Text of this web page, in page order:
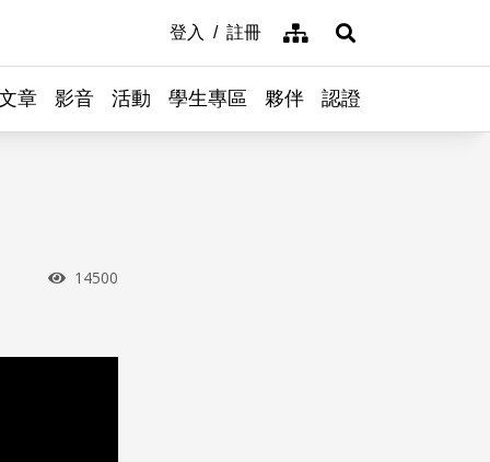
登入 註冊 網站導覽展開搜尋
章 影音 活動 學生專區 夥伴 認證
瀏覽次數
14500